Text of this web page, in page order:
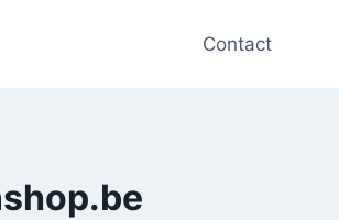
Contact